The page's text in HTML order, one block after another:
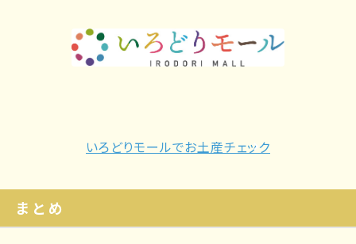
いろどりモールでお土産チェック
まとめ